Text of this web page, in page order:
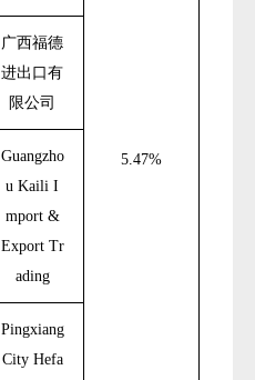
5.47%
广西福德
进出口有
限公司
Guangzho
u Kaili I
mport &
Export Tr
ading
Pingxiang
City Hefa